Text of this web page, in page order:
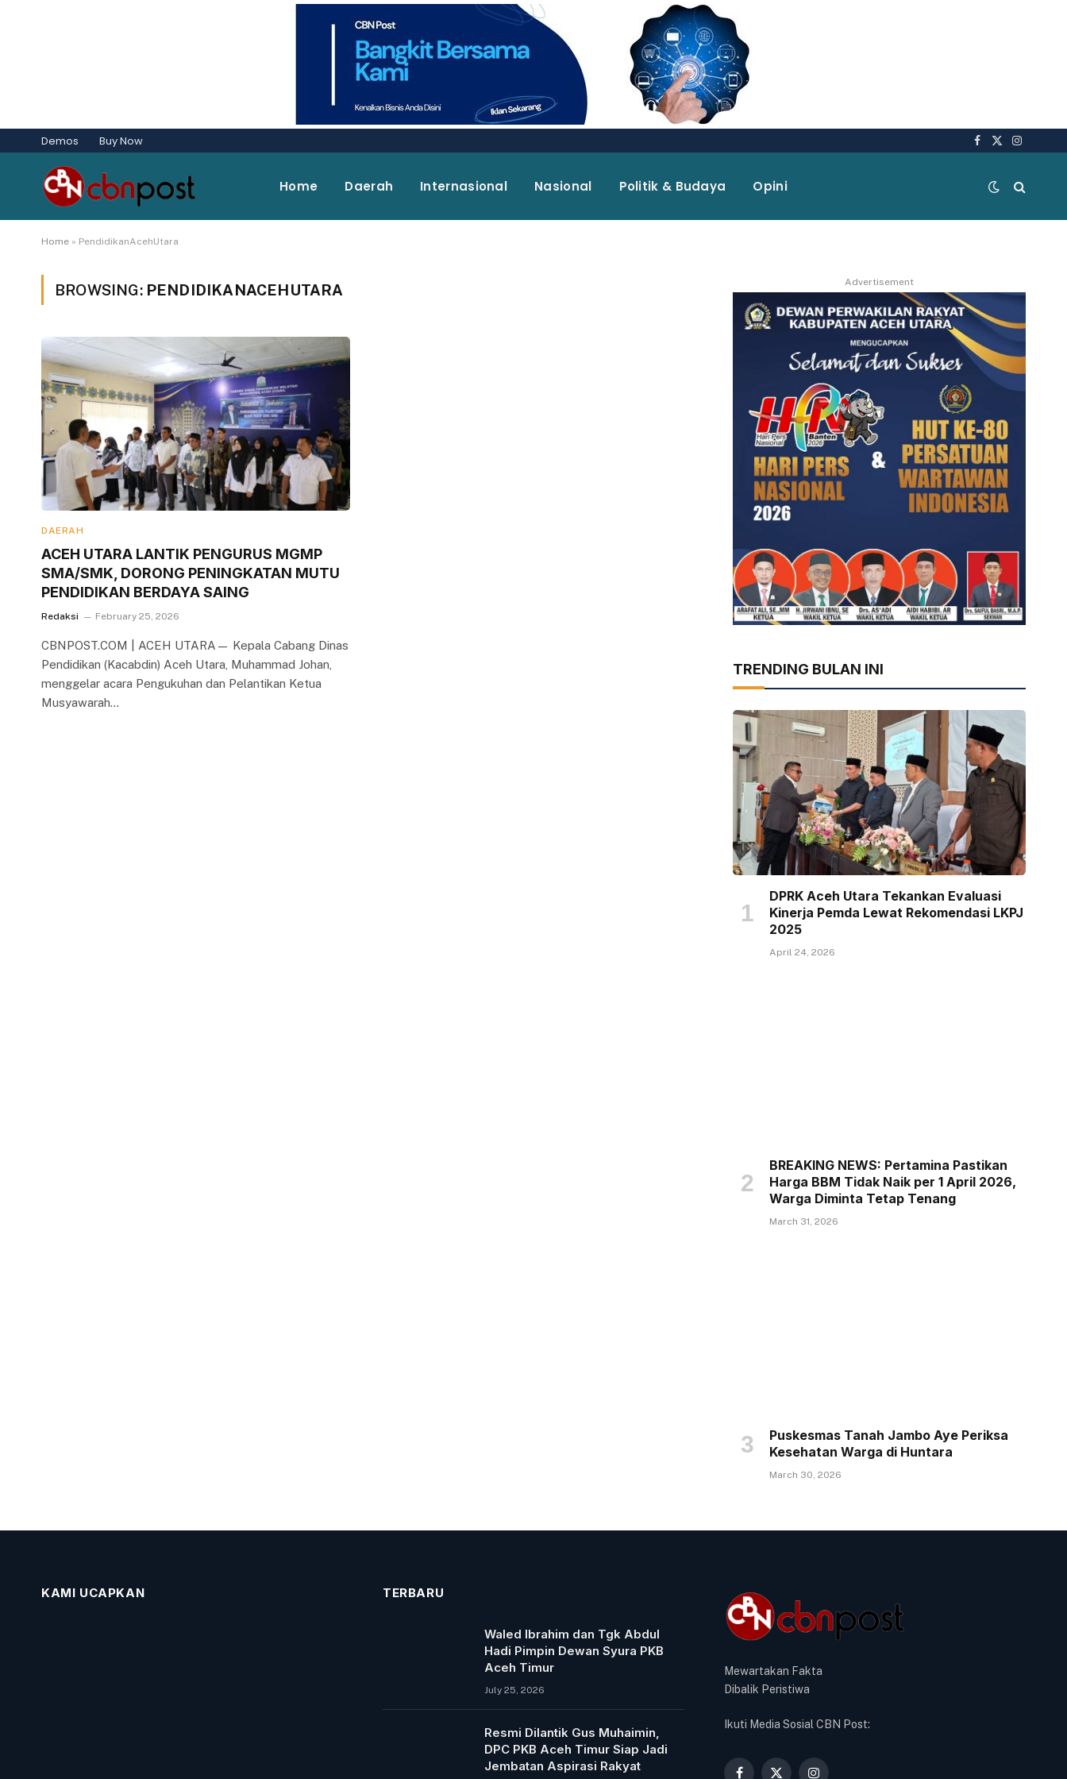
Demos Buy Now Facebook
X
Home Daerah Internasional Nasional Politik & Budaya Opini
Home » PendidikanAcehUtara
BROWSING: PENDIDIKANACEHUTARA
DAERAH
ACEH UTARA LANTIK PENGURUS MGMP
SMA/SMK, DORONG PENINGKATAN MUTU
PENDIDIKAN BERDAYA SAING
Redaksi February 25, 2026
CBNPOST.COM | ACEH UTARA— Kepala Cabang Dinas
Pendidikan (Kacabdin) Aceh Utara, Muhammad Johan,
menggelar acara Pengukuhan dan Pelantikan Ketua
Musyawarah…
Advertisement
TRENDING BULAN INI
DPRK Aceh Utara Tekankan Evaluasi
Kinerja Pemda Lewat Rekomendasi LKPJ
2025
April 24, 2026
BREAKING NEWS: Pertamina Pastikan
Harga BBM Tidak Naik per 1 April 2026,
Warga Diminta Tetap Tenang
March 31, 2026
Puskesmas Tanah Jambo Aye Periksa
Kesehatan Warga di Huntara
March 30, 2026
KAMI UCAPKAN TERBARU
Waled Ibrahim dan Tgk Abdul
Hadi Pimpin Dewan Syura PKB
Aceh Timur
July 25, 2026
Resmi Dilantik Gus Muhaimin,
DPC PKB Aceh Timur Siap Jadi
Jembatan Aspirasi Rakyat
Mewartakan Fakta
Dibalik Peristiwa
Ikuti Media Sosial CBN Post: